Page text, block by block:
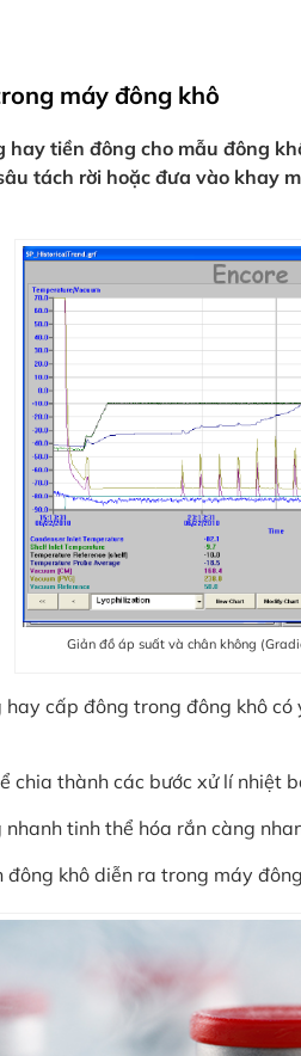
máy đông khô
tiền đông cho mẫu đông
tách rời hoặc đưa vào khay
Giản đồ áp suất và chân không
cấp đông trong đông khô
chia thành các bước xử lí nhiệt
tinh thể hóa rắn càng
khô diễn ra trong máy